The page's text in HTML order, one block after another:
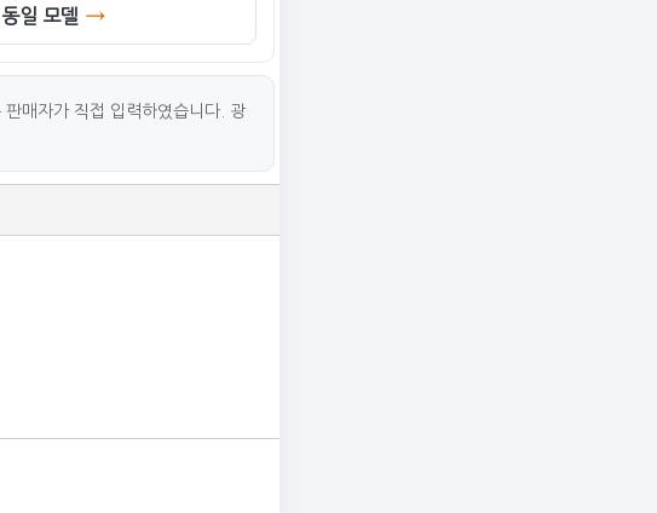
동일 모델
매자가 직접 입력하였습니다. 광